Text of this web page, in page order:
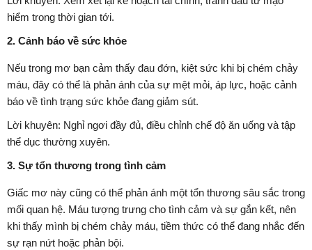
hiểm trong thời gian tới.
2. Cảnh báo về sức khỏe
Nếu trong mơ bạn cảm thấy đau đớn, kiệt sức khi bị chém chảy
máu, đây có thể là phản ánh của sự mệt mỏi, áp lực, hoặc cảnh
báo về tình trạng sức khỏe đang giảm sút.
Lời khuyên: Nghỉ ngơi đầy đủ, điều chỉnh chế độ ăn uống và tập
thể dục thường xuyên.
3. Sự tổn thương trong tình cảm
Giấc mơ này cũng có thể phản ánh một tổn thương sâu sắc trong
mối quan hệ. Máu tượng trưng cho tình cảm và sự gắn kết, nên
khi thấy mình bị chém chảy máu, tiềm thức có thể đang nhắc đến
sự rạn nứt hoặc phản bội.